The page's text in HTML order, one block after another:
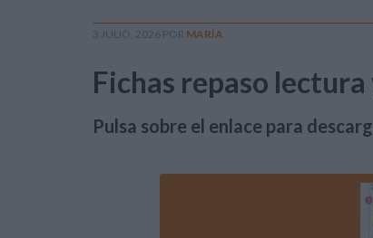
3 JULIO, 2026 POR MARÍA
Fichas repaso
Pulsa sobre el enlace para